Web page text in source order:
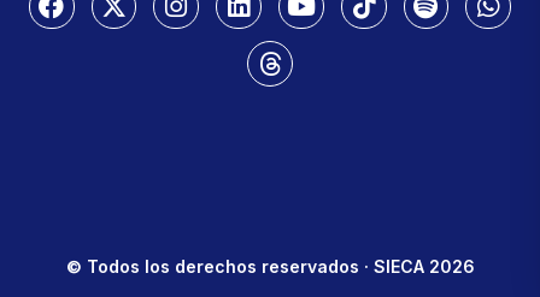
© Todos los derechos reservados · SIECA 2026